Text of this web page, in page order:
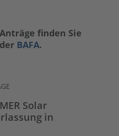
finden Sie
BAFA.
Solar
in